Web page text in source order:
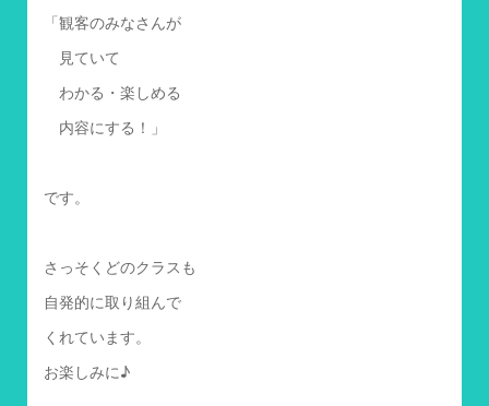
「観客のみなさんが
見ていて
わかる・楽しめる
内容にする！」
です。
さっそくどのクラスも
自発的に取り組んで
くれています。
お楽しみに♪